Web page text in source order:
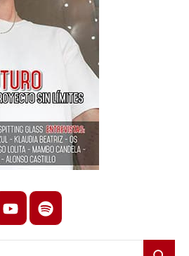
youtubespotify